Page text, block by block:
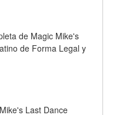
de Magic Mike's
de Forma Legal y
Last Dance